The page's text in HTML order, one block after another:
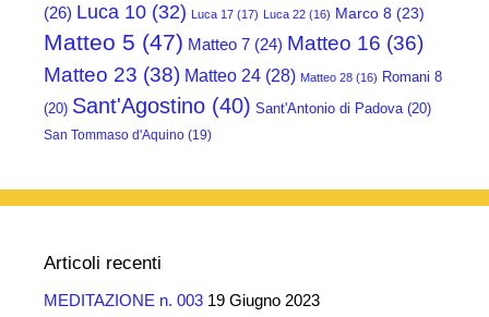
(26) Luca 10 (32) Luca 17 (17) Luca 22 (16) Marco 8 (23)
Matteo 5 (47) Matteo 7 (24) Matteo 16 (36)
Matteo 23 (38) Matteo 24 (28) Matteo 28 (16) Romani 8
(20) Sant'Agostino (40) Sant'Antonio di Padova(20)
San Tommaso d'Aquino (19)
Articoli recenti
MEDITAZIONE n. 003 19 Giugno 2023